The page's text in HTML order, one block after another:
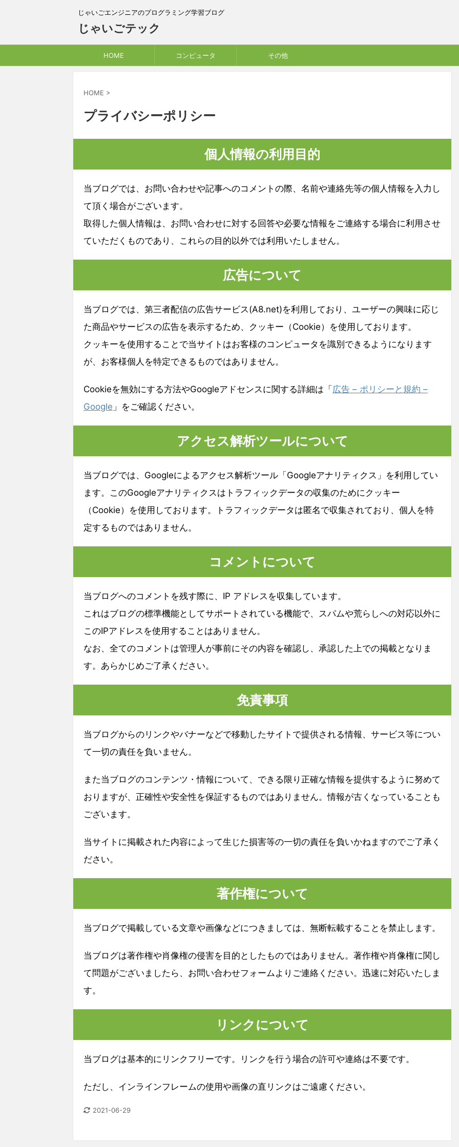
じゃいごエンジニアのプログラミング学習ブログ
じゃいごテック
HOME コンピュータ その他
HOME >
プライバシーポリシー
個人情報の利用目的
当ブログでは、お問い合わせや記事へのコメントの際、名前や連絡先等の個人情報を入力し
て頂く場合がございます。
取得した個人情報は、お問い合わせに対する回答や必要な情報をご連絡する場合に利用させ
ていただくものであり、これらの目的以外では利用いたしません。
広告について
当ブログでは、第三者配信の広告サービス(A8.net)を利用しており、ユーザーの興味に応じ
た商品やサービスの広告を表示するため、クッキー（Cookie）を使用しております。
クッキーを使用することで当サイトはお客様のコンピュータを識別できるようになります
が、お客様個人を特定できるものではありません。
Cookieを無効にする方法やGoogleアドセンスに関する詳細は「 広告 – ポリシーと規約 –
Google 」をご確認ください。
アクセス解析ツールについて
当ブログでは、Googleによるアクセス解析ツール「Googleアナリティクス」を利用してい
ます。このGoogleアナリティクスはトラフィックデータの収集のためにクッキー
（Cookie）を使用しております。トラフィックデータは匿名で収集されており、個人を特
定するものではありません。
コメントについて
当ブログへのコメントを残す際に、IP アドレスを収集しています。
これはブログの標準機能としてサポートされている機能で、スパムや荒らしへの対応以外に
このIPアドレスを使用することはありません。
なお、全てのコメントは管理人が事前にその内容を確認し、承認した上での掲載となりま
す。あらかじめご了承ください。
免責事項
当ブログからのリンクやバナーなどで移動したサイトで提供される情報、サービス等につい
て一切の責任を負いません。
また当ブログのコンテンツ・情報について、できる限り正確な情報を提供するように努めて
おりますが、正確性や安全性を保証するものではありません。情報が古くなっていることも
ございます。
当サイトに掲載された内容によって生じた損害等の一切の責任を負いかねますのでご了承く
ださい。
著作権について
当ブログで掲載している文章や画像などにつきましては、無断転載することを禁止します。
当ブログは著作権や肖像権の侵害を目的としたものではありません。著作権や肖像権に関し
て問題がございましたら、お問い合わせフォームよりご連絡ください。迅速に対応いたしま
す。
リンクについて
当ブログは基本的にリンクフリーです。リンクを行う場合の許可や連絡は不要です。
ただし、インラインフレームの使用や画像の直リンクはご遠慮ください。
2021-06-29